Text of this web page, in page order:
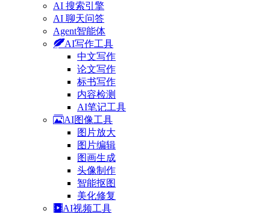
AI 搜索引擎
AI 聊天问答
Agent智能体
AI写作工具
中文写作
论文写作
标书写作
内容检测
AI笔记工具
AI图像工具
图片放大
图片编辑
图画生成
头像制作
智能抠图
美化修复
AI视频工具